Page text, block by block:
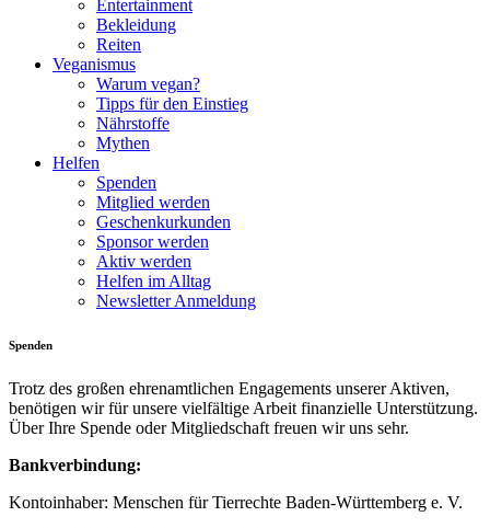
Entertainment
Bekleidung
Reiten
Veganismus
Warum vegan?
Tipps für den Einstieg
Nährstoffe
Mythen
Helfen
Spenden
Mitglied werden
Geschenkurkunden
Sponsor werden
Aktiv werden
Helfen im Alltag
Newsletter Anmeldung
Spenden
Trotz des großen ehrenamtlichen Engagements unserer Aktiven,
benötigen wir für unsere vielfältige Arbeit finanzielle Unterstützung.
Über Ihre Spende oder Mitgliedschaft freuen wir uns sehr.
Bankverbindung:
Kontoinhaber: Menschen für Tierrechte Baden-Württemberg e. V.